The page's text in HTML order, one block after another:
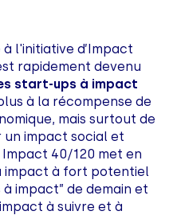
l'initiative d’Impact
rapidement devenu
start-ups à impact
plus à la récompense de
mais surtout de
impact social et
40/120 met en
impact à fort potentiel
impact” de demain et
à suivre et à